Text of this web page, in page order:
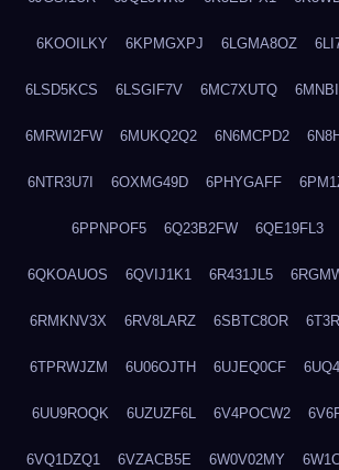
6KOOILKY 6KPMGXPJ 6LGMA8OZ
6LSD5KCS 6LSGIF7V 6MC7XUTQ
6MRWI2FW 6MUKQ2Q2 6N6MCPD2
6NTR3U7I 6OXMG49D 6PHYGAFF
6PPNPOF5 6Q23B2FW 6QE19FL3
6QKOAUOS 6QVIJ1K1 6R431JL5
6RMKNV3X 6RV8LARZ 6SBTC8OR
6TPRWJZM 6U06OJTH 6UJEQ0CF
6UU9ROQK 6UZUZF6L 6V4POCW2
6VQ1DZQ1 6VZACB5E 6W0V02MY